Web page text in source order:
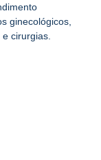
ginecológicos,
cirurgias.